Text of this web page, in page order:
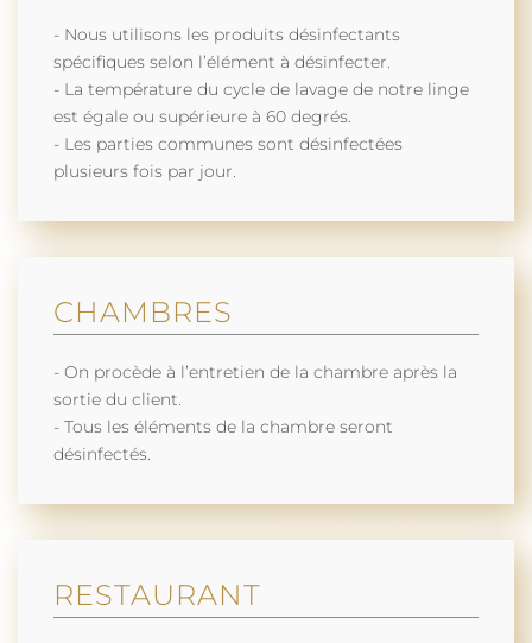
- Nous utilisons les produits désinfectants
spécifiques selon l’élément à désinfecter.
- La température du cycle de lavage de notre linge
est égale ou supérieure à 60 degrés.
- Les parties communes sont désinfectées
plusieurs fois par jour.
CHAMBRES
- On procède à l’entretien de la chambre après la
sortie du client.
- Tous les éléments de la chambre seront
désinfectés.
RESTAURANT